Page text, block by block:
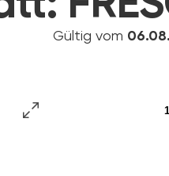
Gültig vom